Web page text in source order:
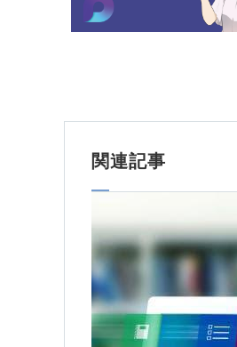
関連記事